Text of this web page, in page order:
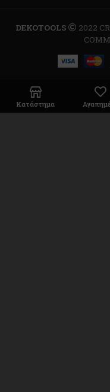
DEKOTOOLS 2022
Κατάστημα